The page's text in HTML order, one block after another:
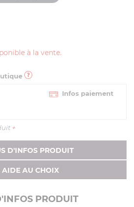
à la vente.
Infos paiement
+
D'INFOS PRODUIT
AIDE AU CHOIX
PRODUIT